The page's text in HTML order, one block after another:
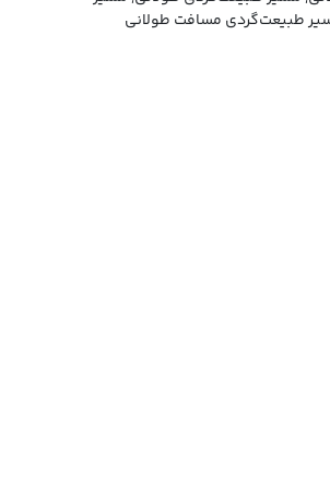
طبیعت‌گردی مسافت طولانی